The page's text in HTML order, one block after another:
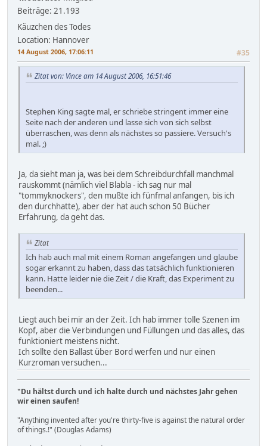
Beiträge: 21.193
Käuzchen des Todes
Location: Hannover
14 August 2006, 17:06:11 #35
Zitat von: Vince am 14 August 2006, 16:51:46
Stephen King sagte mal, er schriebe stringent immer eine
Seite nach der anderen und lasse sich von sich selbst
überraschen, was denn als nächstes so passiere. Versuch's
mal. ;)
Ja, da sieht man ja, was bei dem Schreibdurchfall manchmal
rauskommt (nämlich viel Blabla - ich sag nur mal
"tommyknockers", den mußte ich fünfmal anfangen, bis ich
den durchhatte), aber der hat auch schon 50 Bücher
Erfahrung, da geht das.
Zitat
Ich hab auch mal mit einem Roman angefangen und glaube
sogar erkannt zu haben, dass das tatsächlich funktionieren
kann. Hatte leider nie die Zeit / die Kraft, das Experiment zu
beenden...
Liegt auch bei mir an der Zeit. Ich hab immer tolle Szenen im
Kopf, aber die Verbindungen und Füllungen und das alles, das
funktioniert meistens nicht.
Ich sollte den Ballast über Bord werfen und nur einen
Kurzroman versuchen...
"Du hältst durch und ich halte durch und nächstes Jahr gehen
wir einen saufen!
"Anything invented after you're thirty-five is against the natural order
of things.!" (Douglas Adams)